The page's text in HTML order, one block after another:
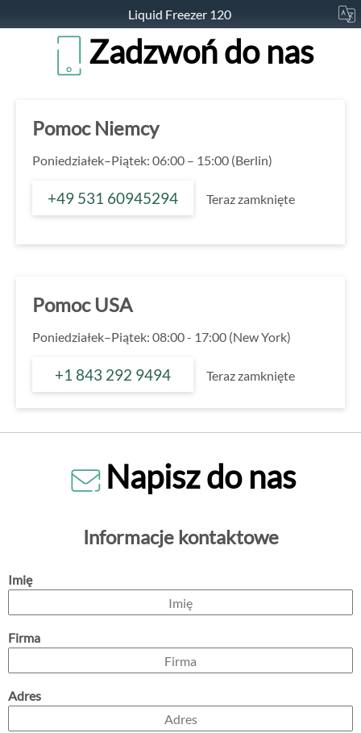
Liquid Freezer 120
Zadzwoń do nas
Pomoc Niemcy
Poniedziałek–Piątek: 06:00 – 15:00 (Berlin)
+49 531 60945294 Teraz zamknięte
Pomoc USA
Poniedziałek–Piątek: 08:00 - 17:00 (New York)
+1 843 292 9494 Teraz zamknięte
Napisz do nas
Informacje kontaktowe
Imię
Firma
Adres